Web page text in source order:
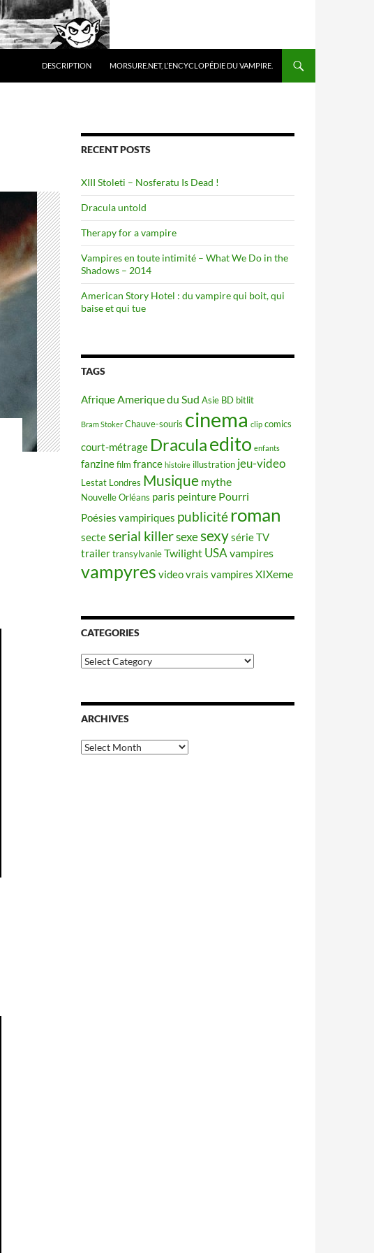
DESCRIPTION
MORSURE.NET, L’ENCYCLOPÉDIE DU VAMPIRE.
RECENT POSTS
XIII Stoleti – Nosferatu Is Dead !
Dracula untold
Therapy for a vampire
Vampires en toute intimité – What We Do in the
Shadows – 2014
American Story Hotel : du vampire qui boit, qui
baise et qui tue
TAGS
AfriqueAmerique du Sud Asie BD bitlit
Bram Stoker Chauve-souris cinema clip comics
court-métrage Draculaedito enfants
fanzinefilm france histoire illustration jeu-video
Lestat Londres Musique mythe
Nouvelle Orléans paris peinture Pourri
Poésies vampiriques publicitéroman
secteserial killersexesexysérie TV
trailertransylvanieTwilight USA vampires
vampyres videovrais vampires XIXeme
CATEGORIES
Categories
ARCHIVES
Archives